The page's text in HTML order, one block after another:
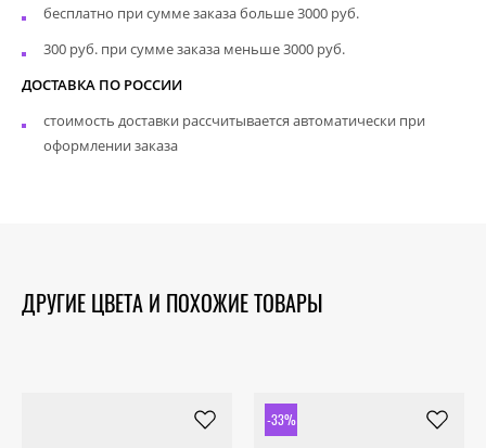
бесплатно при сумме заказа больше 3000 руб.
300 руб. при сумме заказа меньше 3000 руб.
ДОСТАВКА ПО РОССИИ
стоимость доставки рассчитывается автоматически при
оформлении заказа
ДРУГИЕ ЦВЕТА И ПОХОЖИЕ ТОВАРЫ
-33%